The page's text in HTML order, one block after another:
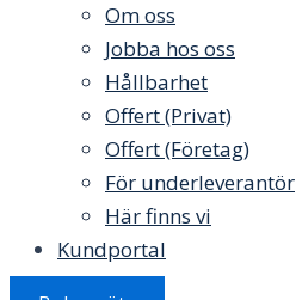
Om oss
Jobba hos oss
Hållbarhet
Offert (Privat)
Offert (Företag)
För underleverantör
Här finns vi
Kundportal